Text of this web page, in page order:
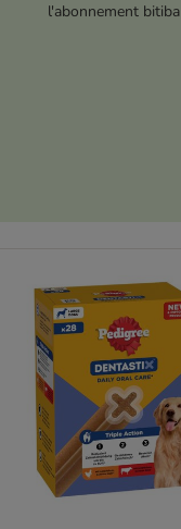
l'abonnement bitiba